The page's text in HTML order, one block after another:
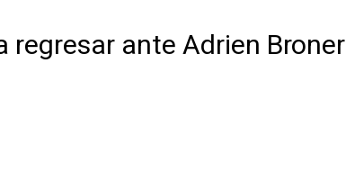
regresar ante Adrien Broner